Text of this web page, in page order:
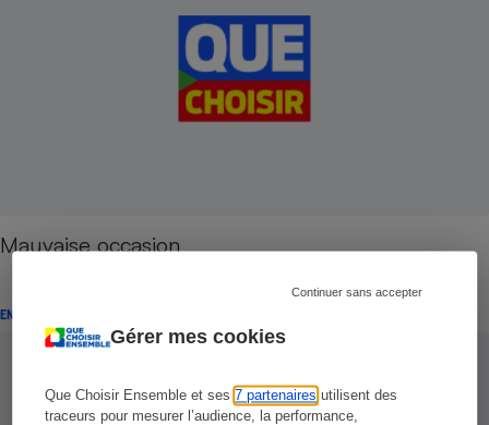
Gérer mes cookies
Que Choisir Ensemble et ses7 partenaires utilisent des
traceurs pour mesurer l’audience, la performance,
Continuer sans accepter
Mauvaise occasion
ENQUÊTE